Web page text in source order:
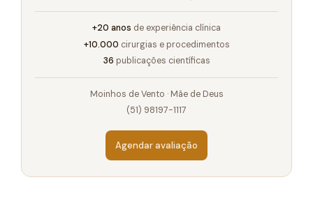
+20 anos de experiência clínica
+10.000 cirurgias e procedimentos
36 publicações científicas
Moinhos de Vento · Mãe de Deus
(51) 98197-1117
Agendar avaliação